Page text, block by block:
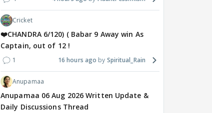
Cricket
❤️CHANDRA 6/120) ( Babar 9 Away win As
Captain, out of 12 !
1 16 hours ago Spiritual_Rain
Anupamaa
Anupamaa 06 Aug 2026 Written Update &
Daily Discussions Thread